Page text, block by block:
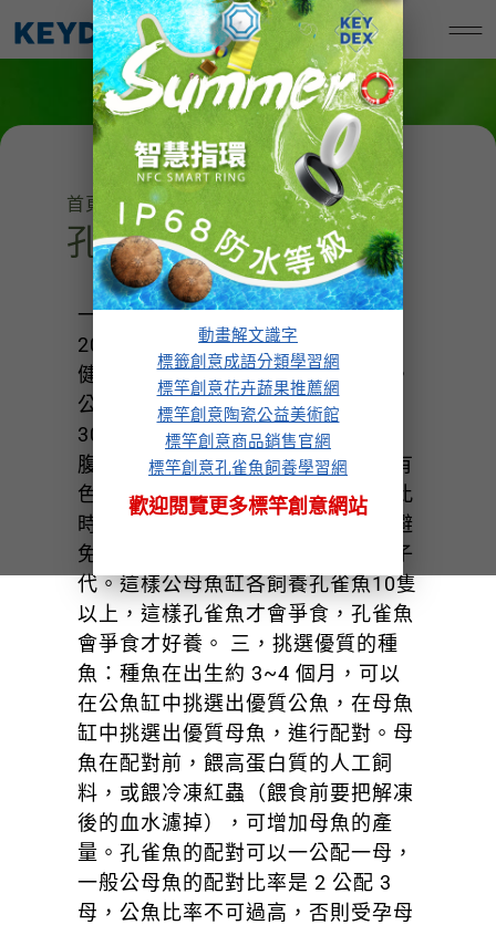
動畫解文識字
標籤創意成語分類學習網
標竿創意花卉蔬果推薦網
標竿創意陶瓷公益美術館
標竿創意商品銷售官網
標竿創意孔雀魚飼養學習網
歡迎閱覽更多標竿創意網站
至
主
容
標竿創意孔雀魚飼養學習網
首頁 /飼養與繁殖 / 孔雀魚繁殖法
孔雀魚繁殖法
一，挑選健康的幼魚：幼魚出生約
20 天，可以著手挑選健康的幼魚，
健康的幼魚最好有 20 隻以上。 二，
公母魚分缸飼養：幼魚出生約
30~45 天，可以區分公母。母魚的
腹部比公魚大，同時公魚腹部比較有
色彩，母魚腹部比較沒有色彩的，此
時要將公母魚分缸飼養，這樣可以避
免母魚在不成熟下受孕，產生不良子
代。這樣公母魚缸各飼養孔雀魚10隻
以上，這樣孔雀魚才會爭食，孔雀魚
會爭食才好養。 三，挑選優質的種
魚：種魚在出生約 3~4 個月，可以
在公魚缸中挑選出優質公魚，在母魚
缸中挑選出優質母魚，進行配對。母
魚在配對前，餵高蛋白質的人工飼
料，或餵冷凍紅蟲（餵食前要把解凍
後的血水濾掉），可增加母魚的產
量。孔雀魚的配對可以一公配一母，
一般公母魚的配對比率是 2 公配 3
母，公魚比率不可過高，否則受孕母